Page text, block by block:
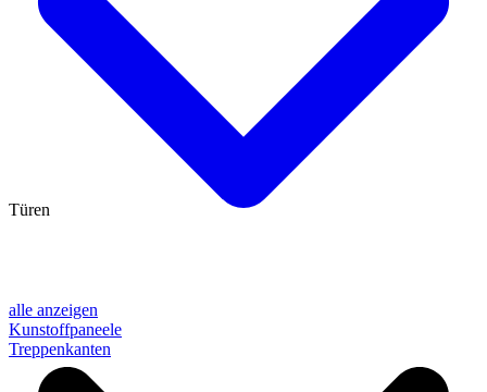
alle anzeigen
Kunstoffpaneele
Treppenkanten
Türen